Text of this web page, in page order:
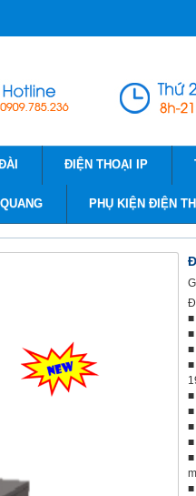
ĐIỆN THOẠI IP
PHỤ KIỆN ĐIỆN
■
■
■
■
■
■
■
■